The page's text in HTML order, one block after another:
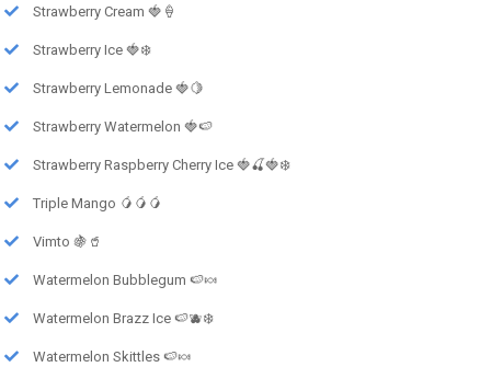
Strawberry Cream 🍓🍦
Strawberry Ice 🍓❄️
Strawberry Lemonade 🍓🍋
Strawberry Watermelon 🍓🍉
Strawberry Raspberry Cherry Ice 🍓🍒🍓❄️
Triple Mango 🥭🥭🥭
Vimto 🍇🥤
Watermelon Bubblegum 🍉🍬
Watermelon Brazz Ice 🍉🫐❄️
Watermelon Skittles 🍉🍬